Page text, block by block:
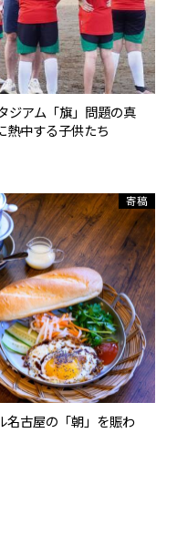
ジアム「旗」問題の真
中する子供たち
名古屋の「朝」を賑わ
寄稿